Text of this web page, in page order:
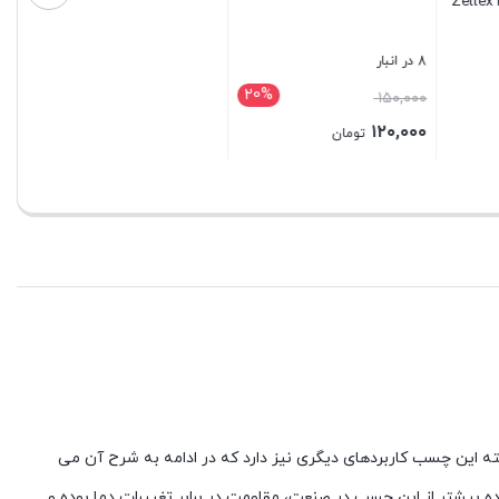
1 در انبار
۹۰۰,۰۰۰
این چسب کاربردهای دیگری نیز دارد که در ادامه به شرح آن می